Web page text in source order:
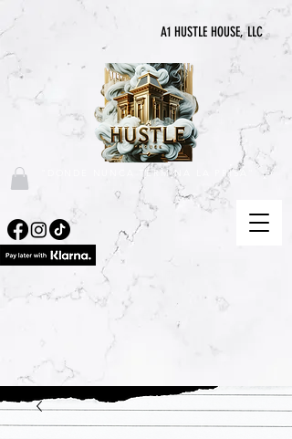
A1 HUSTLE HOUSE, LLC
"DONDE NUNCA TERMINA LA PRISA"